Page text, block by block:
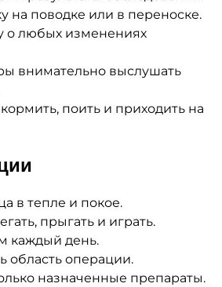
на поводке или в переноске.
о любых изменениях
внимательно выслушать
поить и приходить на
в тепле и покое.
прыгать и играть.
каждый день.
область операции.
назначенные препараты.